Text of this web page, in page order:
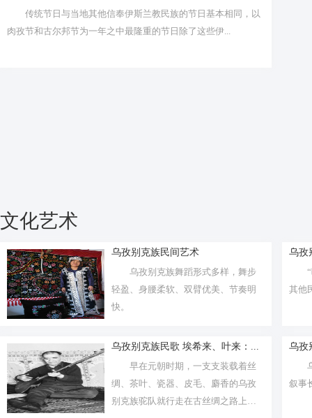
传统节日与当地其他信奉伊斯兰教民族的节日基本相同，以
肉孜节和古尔邦节为一年之中最隆重的节日除了这些伊...
文化艺术
乌孜别克族民间艺术
乌孜别克族舞蹈形式多样，舞步
轻盈、身腰柔软、双臂优美、节奏明
快。
乌孜
其他
乌孜别克族民歌 埃希来、叶来：...
早在元朝时期，一支支装载着丝
绸、茶叶、瓷器、皮毛、麝香的乌孜
别克族驼队就行走在古丝绸之路上。
乌孜
叙事